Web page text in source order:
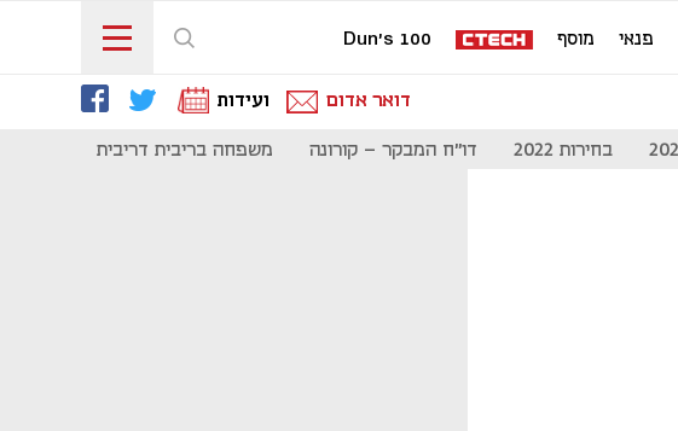
פנאי מוסף Dun's 100
דואר אדום ועידות
בחירות 2022 דו"ח המבקר - קורונה משפחה בריבית דריבית